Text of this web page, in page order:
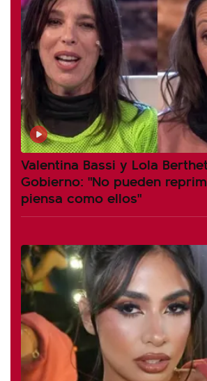
Valentina Bassi y Lola
Gobierno: "No pueden
piensa como ellos"